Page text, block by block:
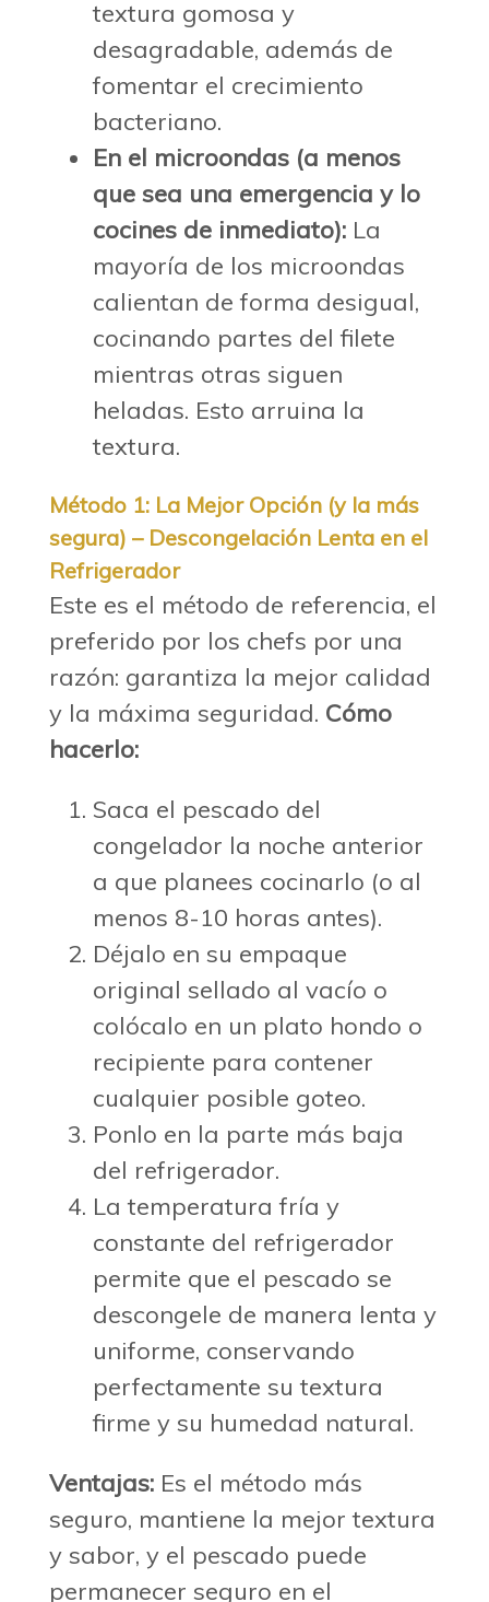
textura gomosa y
desagradable, además de
fomentar el crecimiento
bacteriano.
En el microondas (a menos
que sea una emergencia y lo
cocines de inmediato): La
mayoría de los microondas
calientan de forma desigual,
cocinando partes del filete
mientras otras siguen
heladas. Esto arruina la
textura.
Método 1: La Mejor Opción (y la más
segura) – Descongelación Lenta en el
Refrigerador
Este es el método de referencia, el
preferido por los chefs por una
razón: garantiza la mejor calidad
y la máxima seguridad. Cómo
hacerlo:
Saca el pescado del
congelador la noche anterior
a que planees cocinarlo (o al
menos 8-10 horas antes).
Déjalo en su empaque
original sellado al vacío o
colócalo en un plato hondo o
recipiente para contener
cualquier posible goteo.
Ponlo en la parte más baja
del refrigerador.
La temperatura fría y
constante del refrigerador
permite que el pescado se
descongele de manera lenta y
uniforme, conservando
perfectamente su textura
firme y su humedad natural.
Ventajas: Es el método más
seguro, mantiene la mejor textura
y sabor, y el pescado puede
permanecer seguro en el